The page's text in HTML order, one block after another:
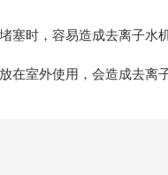
时，容易造成去离子水
室外使用，会造成去离